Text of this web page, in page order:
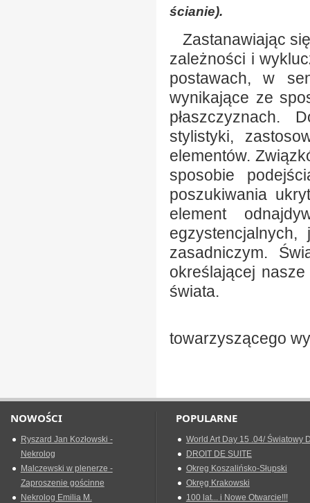
ścianie).
Zastanawiając
zależności i
postawach, w
wynikające ze
płaszczyznach.
stylistyki,
elementów.
sposobie
poszukiwania
element
zasadniczym.
określającej
świata.
towarzyszącego
NOWOŚCI
Ryszard Jan Kozłowski -
Nekrolog
Malczewski w plenerze -
Zaproszenie gościnne
Nekrolog Emilia M.
POPULARNE
World Art Day 15 .04/ Światowy
DROIT DE SUITE
Okreg Koszalińsko-Słupski
Okręg Krakowski
100 lat... i Nowe Otwarcie!!!